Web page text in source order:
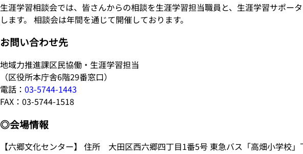
生涯学習相談会では、皆さんからの相談を生涯学習担当職員と、生涯学習サポ
します。 相談会は年間を通じて開催しております。
お問い合わせ先
地域力推進課区民協働・生涯学習担当
（区役所本庁舎6階29番窓口）
電話： 03-5744-1443
FAX：03-5744-1518
◎会場情報
【六郷文化センター】 住所 大田区西六郷四丁目1番5号 東急バス「高畑小学校